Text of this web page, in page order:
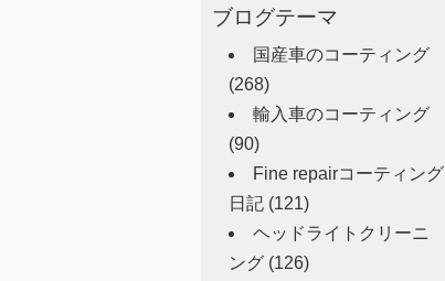
ブログテーマ
国産車のコーティング
(268)
輸入車のコーティング
(90)
Fine repairコーティング
日記 (121)
ヘッドライトクリーニ
ング (126)